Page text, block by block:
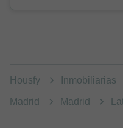
Housfy Inmobiliarias
Madrid Madrid